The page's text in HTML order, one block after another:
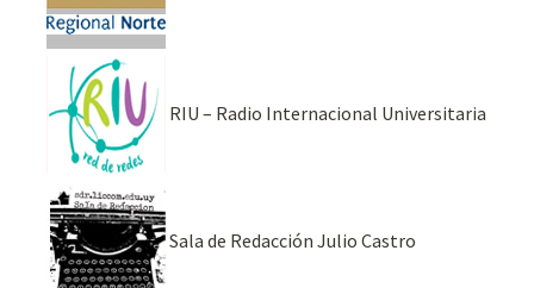
RIU – Radio Internacional Universitaria
Sala de Redacción Julio Castro